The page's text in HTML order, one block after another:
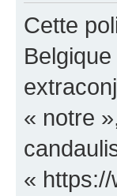
Cette
« notre
«